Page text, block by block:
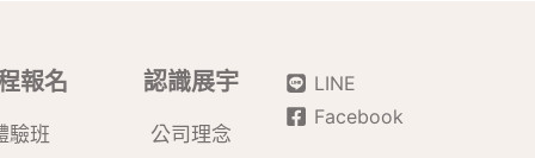
報名
驗班
認識展宇
公司理念
LINE
Facebook